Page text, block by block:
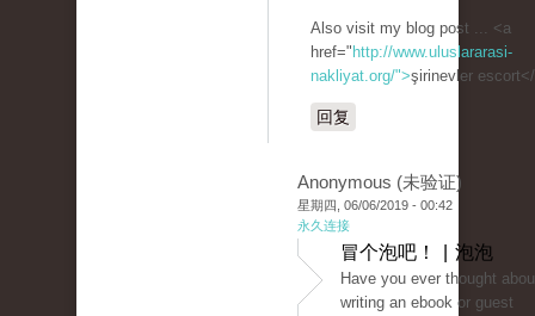
Also visit my blog post ... <a
href=" http://www.uluslararasi-
nakliyat.org/">şirinevler
回复
Anonymous (未验证)
星期四, 06/06/2019 - 00:42
永久连接
冒个泡吧！ | 泡泡
Have you ever thought
writing an ebook or guest